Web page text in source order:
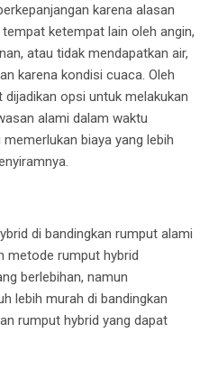
karena alasan
ketempat lain oleh angin,
atau tidak mendapatkan air,
karena kondisi cuaca. Oleh
opsi untuk melakukan
alami dalam waktu
biaya yang lebih
di bandingkan rumput alami
metode rumput hybrid
berlebihan, namun
lebih murah di bandingkan
rumput hybrid yang dapat